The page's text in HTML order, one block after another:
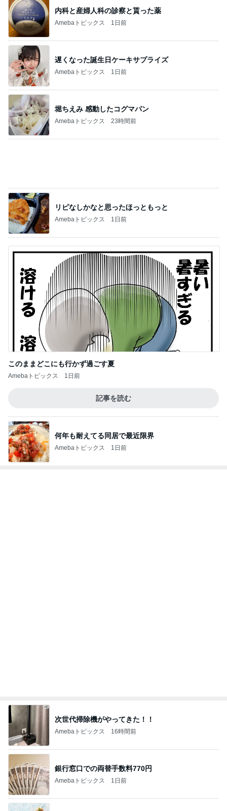
リピなしかなと思ったほっともっと
Amebaトピックス 1日前
このままどこにも行かず過ごす夏
Amebaトピックス
記事を読む
何年も耐えてる同居で最近限界
Amebaトピックス 1日前
井上 セーラームーンミュージカル鑑賞
Amebaトピックス 16時間前